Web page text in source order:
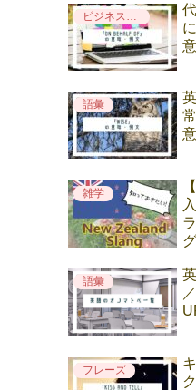
ビジネス英語
語彙
雑学
語彙
フレーズ